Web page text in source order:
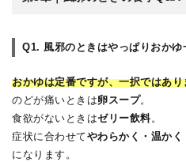
Q1. 風邪のときはやっぱりおかゆ
おかゆは定番ですが、一択ではあり
のどが痛いときは卵スープ。
食欲がないときはゼリー飲料。
症状に合わせてやわらかく・温か
になります。